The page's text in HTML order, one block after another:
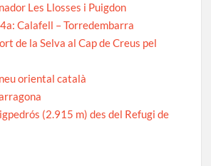
Les Llosses i Puigdon
Calafell – Torredembarra
de la Selva al Cap de Creus pel
oriental català
(2.915 m) des del Refugi de